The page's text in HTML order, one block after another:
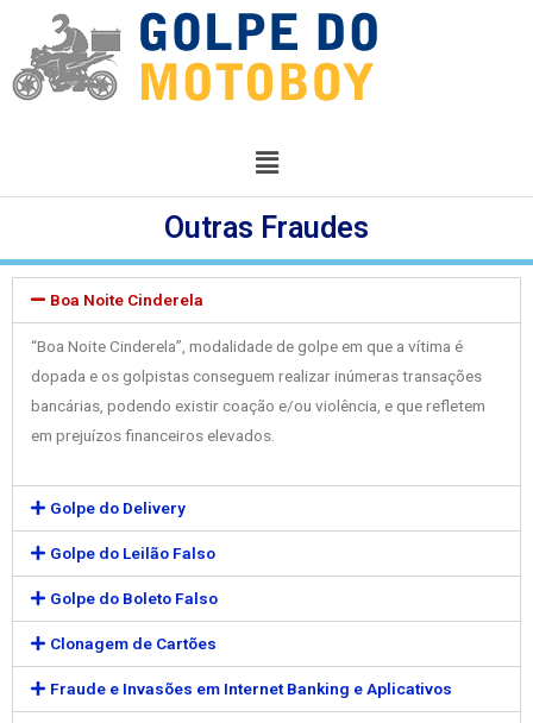
Outras Fraudes
Boa Noite Cinderela
“Boa Noite Cinderela”, modalidade de golpe em que a vítima é
dopada e os golpistas conseguem realizar inúmeras transações
bancárias, podendo existir coação e/ou violência, e que refletem
em prejuízos financeiros elevados.
Golpe do Delivery
Golpe do Leilão Falso
Golpe do Boleto Falso
Clonagem de Cartões
Fraude e Invasões em Internet Banking e Aplicativos